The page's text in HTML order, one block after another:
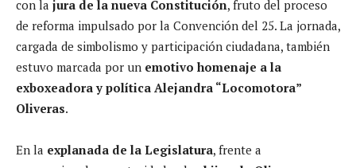
con la jura de la nueva Constitución, fruto del proceso
de reforma impulsado por la Convención del 25. La jornada,
cargada de simbolismo y participación ciudadana, también
estuvo marcada por un emotivo homenaje a la
exboxeadora y política Alejandra “Locomotora”
Oliveras.
En la explanada de la Legislatura, frente a